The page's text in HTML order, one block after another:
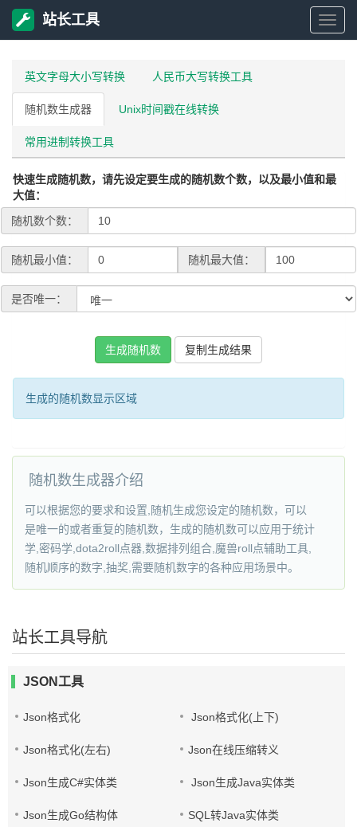
站
站长工具
英文字母大小写转换 人民币大写转换工具
随机数生成器 Unix时间戳在线转换
常用进制转换工具
快速生成随机数，请先设定要生成的随机数个数，以及最小值和最
大值：
随机数个数：
随机最小值： 随机最大值：
是否唯一：
生成随机数 复制生成结果
生成的随机数显示区域
随机数生成器介绍
可以根据您的要求和设置,随机生成您设定的随机数，可以
是唯一的或者重复的随机数，生成的随机数可以应用于统计
学,密码学,dota2roll点器,数据排列组合,魔兽roll点辅助工具,
随机顺序的数字,抽奖,需要随机数字的各种应用场景中。
站长工具导航
JSON工具
Json格式化 Json格式化(上下)
Json格式化(左右) Json在线压缩转义
Json生成C#实体类 Json生成Java实体类
Json生成Go结构体 SQL转Java实体类